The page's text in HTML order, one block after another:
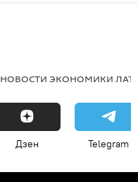
НОВОСТИ ЭКОНОМИКИ
Дзен Telegram